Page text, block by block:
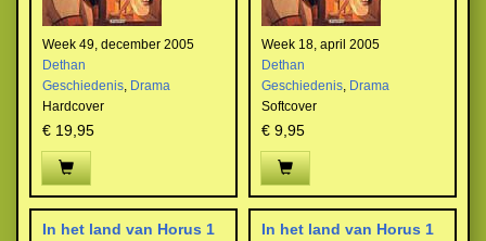
Week 49, december 2005
Dethan
Geschiedenis, Drama
Hardcover
€ 19,95
Week 18, april 2005
Dethan
Geschiedenis, Drama
Softcover
€ 9,95
In het land van Horus 1
In het land van Horus 1